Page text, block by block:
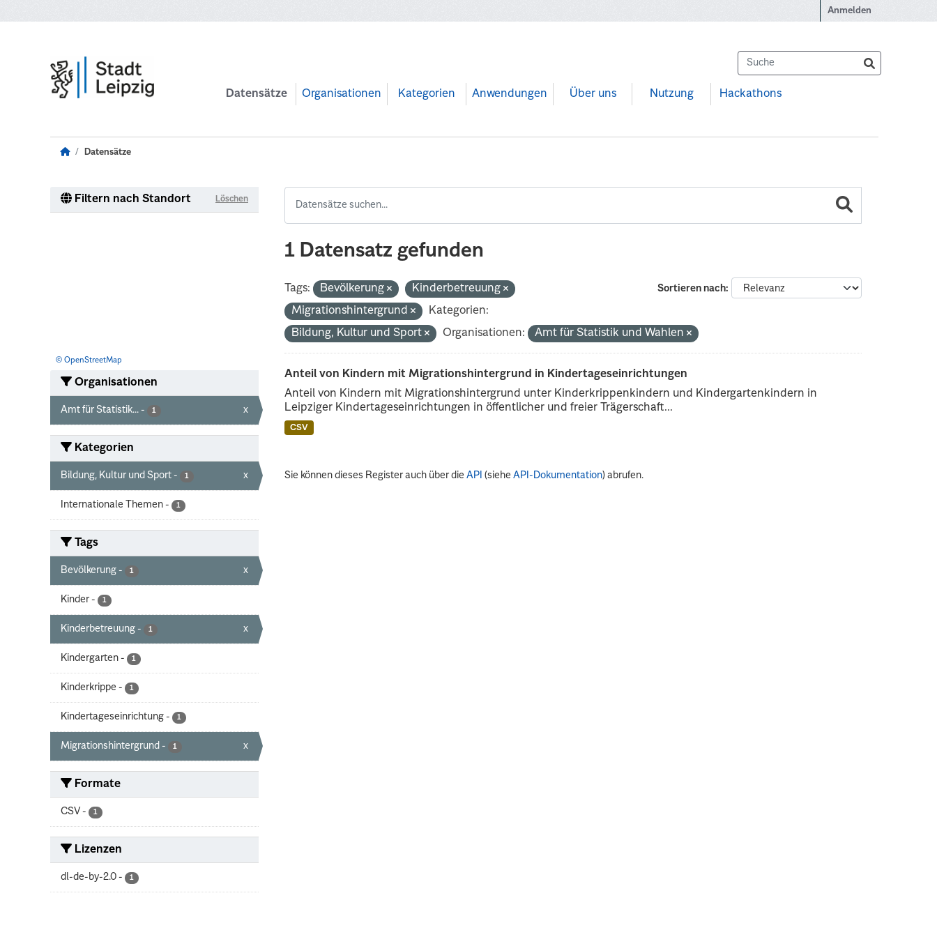
Anmelden
Datensätze Organisationen Kategorien Anwendungen Über uns Nutzung Hackathons
Datensätze
Filtern nach Standort Löschen
© OpenStreetMap
Organisationen
Amt für Statistik... - 1 x
Kategorien
Bildung, Kultur und Sport - 1 x
Internationale Themen - 1
Tags
Bevölkerung - 1 x
Kinder - 1
Kinderbetreuung - 1 x
Kindergarten - 1
Kinderkrippe - 1
Kindertageseinrichtung - 1
Migrationshintergrund - 1 x
Formate
CSV - 1
Lizenzen
dl-de-by-2.0 - 1
1 Datensatz gefunden
Sortieren nach
Tags: Bevölkerung
Kinderbetreuung
Migrationshintergrund
Kategorien:
Bildung, Kultur und Sport
Organisationen: Amt für Statistik und Wahlen
Anteil von Kindern mit Migrationshintergrund in Kindertageseinrichtungen
Anteil von Kindern mit Migrationshintergrund unter Kinderkrippenkindern und Kindergartenkindern in
Leipziger Kindertageseinrichtungen in öffentlicher und freier Trägerschaft...
CSV
Sie können dieses Register auch über dieAPI (sieheAPI-Dokumentation) abrufen.